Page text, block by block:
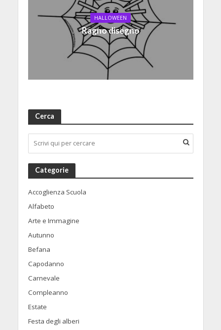
HALLOWEEN
Ragno disegno
Cerca
Categorie
Accoglienza Scuola
Alfabeto
Arte e Immagine
Autunno
Befana
Capodanno
Carnevale
Compleanno
Estate
Festa degli alberi